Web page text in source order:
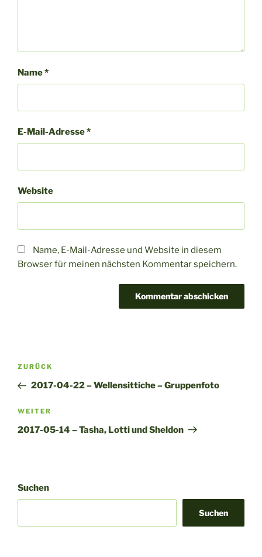
Name*
E-Mail-Adresse*
Website
Name, E-Mail-Adresse und Website in diesem
Browser für meinen nächsten Kommentar speichern.
e
r
a
t
:
Beitragsnavigation
Vorheriger
Beitrag
ZURÜCK
2017-04-22 – Wellensittiche – Gruppenfoto
Nächster
Beitrag
WEITER
2017-05-14 – Tasha, Lotti und Sheldon
Suchen
Suchen